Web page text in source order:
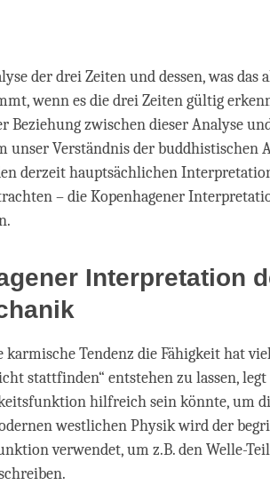
der drei Zeiten und dessen, was das
wenn es die drei Zeiten gültig
Beziehung zwischen dieser Analyse
unser Verständnis der buddhistischen
derzeit hauptsächlichen
– die Kopenhagener
Interpretation
karmische Tendenz die Fähigkeit hat
stattfinden“ entstehen zu lassen, legt
hilfreich sein könnte, um
westlichen Physik wird der
verwendet, um z.B. den Welle-